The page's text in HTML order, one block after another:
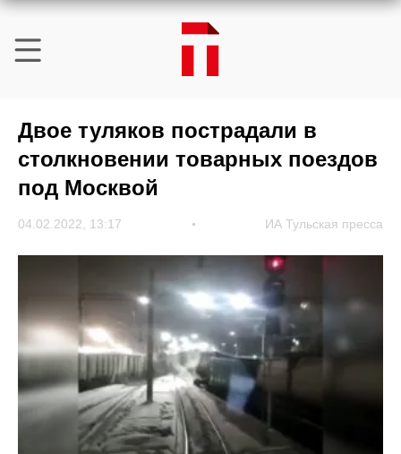
Двое туляков пострадали в
столкновении товарных поездов
под Москвой
04.02.2022, 13:17 ИА Тульская пресса